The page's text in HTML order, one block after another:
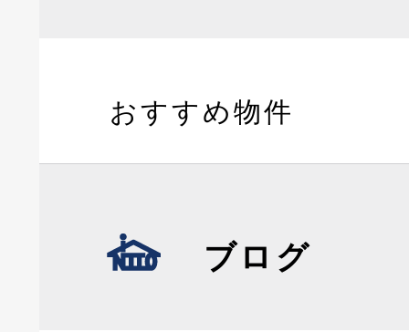
おすすめ物件
ブログ